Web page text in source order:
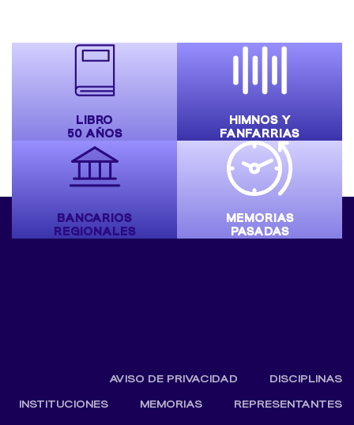
LIBRO
50 AÑOS
HIMNOS Y
FANFARRIAS
BANCARIOS
REGIONALES
MEMORIAS
PASADAS
AVISO DE PRIVACIDAD
DISCIPLINAS
INSTITUCIONES
MEMORIAS REPRESENTANTES